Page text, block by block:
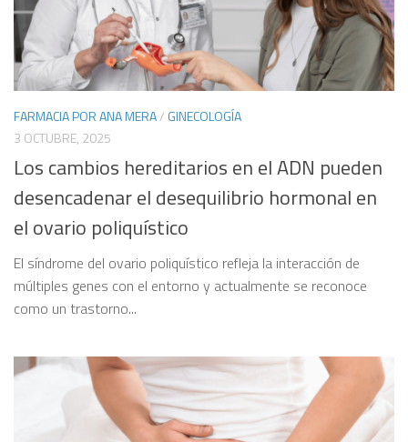
FARMACIA POR ANA MERA/ GINECOLOGÍA
3 OCTUBRE, 2025
Los cambios hereditarios en el ADN pueden
desencadenar el desequilibrio hormonal en
el ovario poliquístico
El síndrome del ovario poliquístico refleja la interacción de
múltiples genes con el entorno y actualmente se reconoce
como un trastorno...